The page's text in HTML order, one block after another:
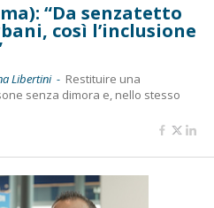
“Da senzatetto
così l’inclusione
Libertini - Restituire una
senza dimora e, nello stesso